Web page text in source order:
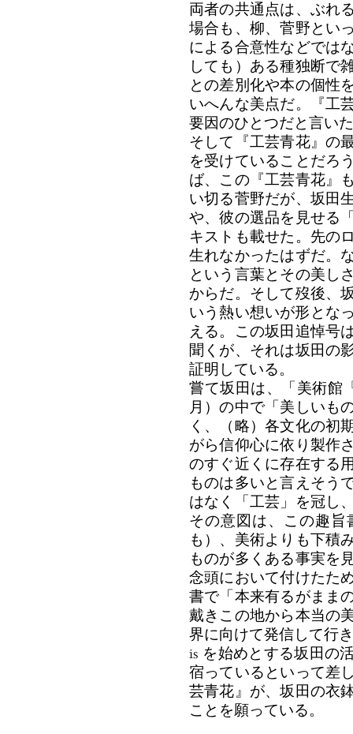
両者の共通点は、ぶれ
場合も、柳、菅野とい
による合意性などでは
しても）ある種独断で
との差別化や本の個性
いへんな美点だ。『工
要因のひとつだと言い
そして『工芸青花』の
を受けていることだろ
ば、この『工芸青花』
い切る菅野だが、坂田
や、彼の選品を見せる
キストも載せた。先の
生れなかったはずだ。
という言葉とその美し
からだ。そして歿後、
いう熱い想いが形とな
える。この坂田追悼号
聞くが、それは坂田の
証明している。
嘗て坂田は、「美術館
月）の中で「美しいも
く、（略）各文化の初
がら信仰心に依り製作
のすぐ近くに存在する
ものは多いと言えそう
はなく「工芸」を冠し
その意図は、この趣
も）、美術よりも下積
ものが多くある事実を
念頭において付けたた
書で「本来有るがまま
戴きこの地から本当の
界に向けて発信して行
is を始めとする坂田の
宿っているといって差
芸青花』が、坂田の衣
ことを願っている。